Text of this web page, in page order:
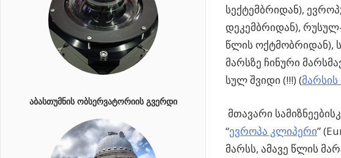
სექტემბრიდან),
დეკემბრიდან),
წლის ოქტმობრიდან),
მარსზე ჩინური
სულ შვიდი (!!!) (
მთავარი
“ევროპა კლიპერი”
მარსს, ამავე წლის
ᲐᲑᲐᲡᲗᲣᲛᲜᲘᲡ ᲝᲑᲡᲔᲠᲕᲐᲢᲝᲠᲘᲘᲡ ᲒᲕᲔᲠᲓᲘ